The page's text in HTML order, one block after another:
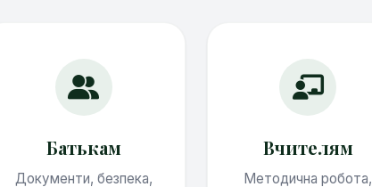
Батькам
Документи, безпека,
Вчителям
Методична робота,